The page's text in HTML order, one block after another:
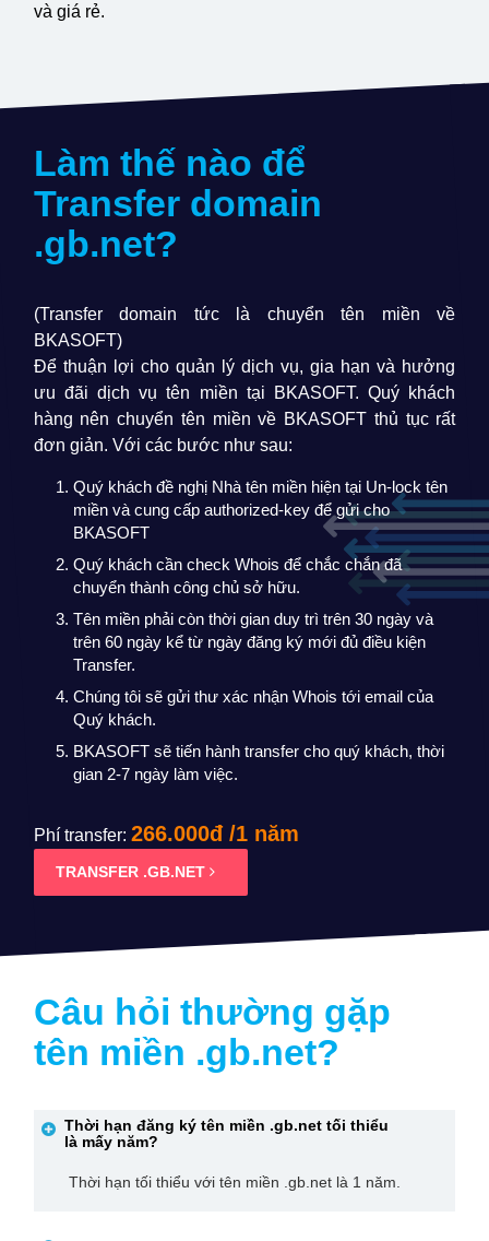
và giá rẻ.
Làm thế nào để
Transfer domain
.gb.net?
(Transfer domain tức là chuyển tên miền về
BKASOFT)
Để thuận lợi cho quản lý dịch vụ, gia hạn và hưởng
ưu đãi dịch vụ tên miền tại BKASOFT. Quý khách
hàng nên chuyển tên miền về BKASOFT thủ tục rất
đơn giản. Với các bước như sau:
Quý khách đề nghị Nhà tên miền hiện tại Un-lock tên
miền và cung cấp authorized-key để gửi cho
BKASOFT
Quý khách cần check Whois để chắc chắn đã
chuyển thành công chủ sở hữu.
Tên miền phải còn thời gian duy trì trên 30 ngày và
trên 60 ngày kể từ ngày đăng ký mới đủ điều kiện
Transfer.
Chúng tôi sẽ gửi thư xác nhận Whois tới email của
Quý khách.
BKASOFT sẽ tiến hành transfer cho quý khách, thời
gian 2-7 ngày làm việc.
Phí transfer: 266.000đ /1 năm
TRANSFER .GB.NET
Câu hỏi thường gặp
tên miền .gb.net?
Thời hạn đăng ký tên miền .gb.nettối thiểu
là mấy năm?
Thời hạn tối thiểu với tên miền .gb.net là 1 năm.